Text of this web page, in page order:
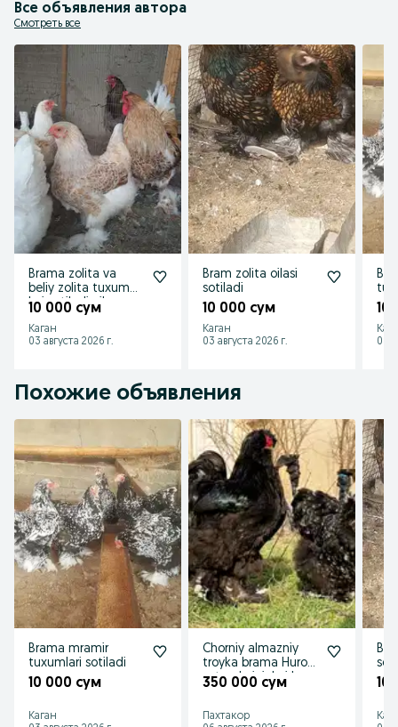
Все объявления автора
Смотреть все
Brama zolita va
beliy zolita tuxum
lari sotiladi oila
10 000 сум
Каган
03 августа 2026 г.
Bram zolita oilasi
sotiladi
10 000 сум
Каган
03 августа 2026 г.
10
03
Похожие объявления
Brama mramir
tuxumlari sotiladi
10 000 сум
Каган
Chorniy almazniy
troyka brama Huroz
sotuvda jujalari ham
350 000 сум
Пахтакор
10